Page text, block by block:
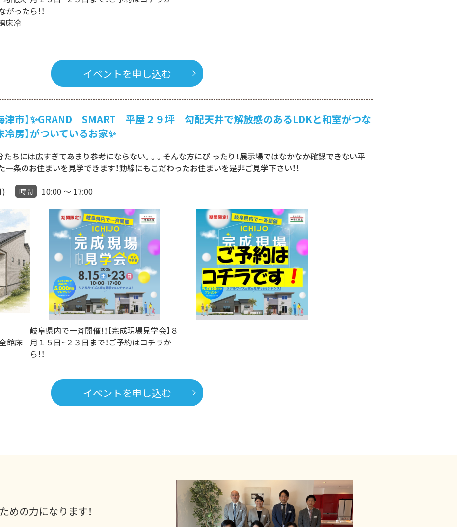
がった
床冷
ら！！
イベントを申し込む
津市】✨GRAND SMART 平屋２９坪 勾配天井で解放感のあるLDKと和室がつな
房】がついているお家✨
ちには広すぎてあまり参考にならない。。。そんな方にぴ ったり！展示場ではなかなか確認できない平
条のお住まいを見学できます！動線にもこだわったお住まいを是非ご見学下さい！！
) 時間 10:00 ～ 17:00
館床
岐阜県内で一斉開催！！【完成現場見学会】８
月１５日~２３日まで！ご予約はコチラか
ら！！
イベントを申し込む
めの力になります！